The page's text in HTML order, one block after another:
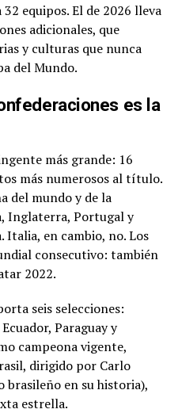
equipos. El de 2026 lleva
adicionales, que
y culturas que nunca
del Mundo.
es la
más grande: 16
más numerosos al título.
del mundo y de la
Inglaterra, Portugal y
Italia, en cambio, no. Los
consecutivo: también
2022.
seis selecciones:
Paraguay y
campeona vigente,
dirigido por Carlo
en su historia),
estrella.